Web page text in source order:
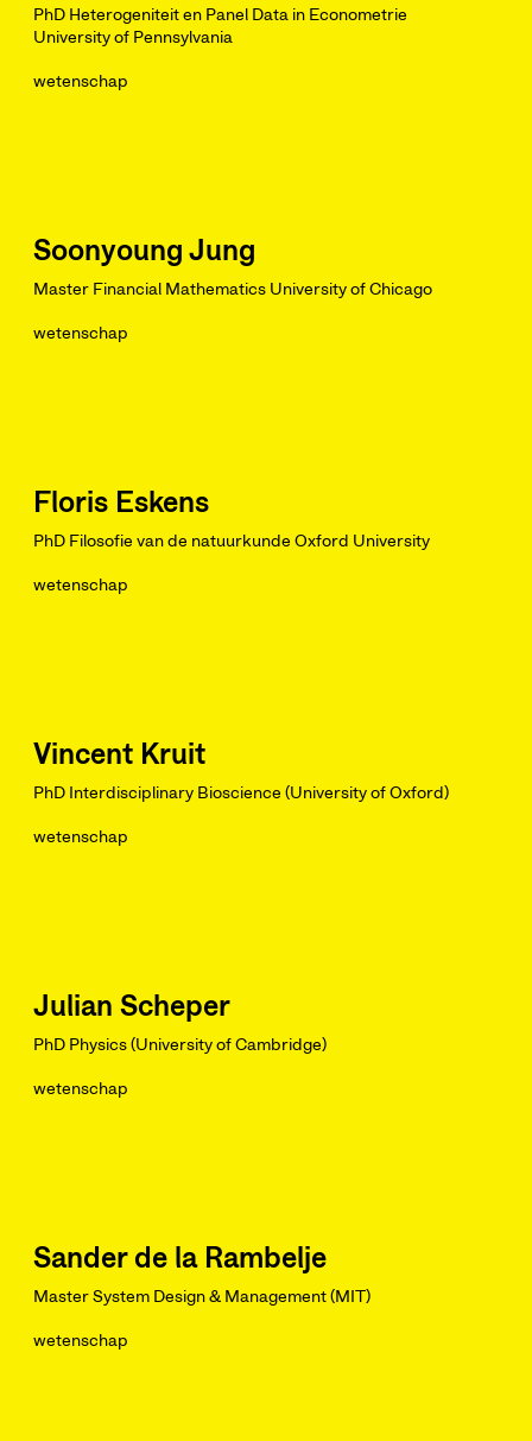
PhD Heterogeniteit en Panel Data in Econometrie
University of Pennsylvania
wetenschap
Soonyoung Jung
Master Financial Mathematics University of Chicago
wetenschap
Floris Eskens
PhD Filosofie van de natuurkunde Oxford University
wetenschap
Vincent Kruit
PhD Interdisciplinary Bioscience (University of Oxford)
wetenschap
Julian Scheper
PhD Physics (University of Cambridge)
wetenschap
Sander de la Rambelje
Master System Design & Management (MIT)
wetenschap